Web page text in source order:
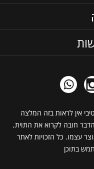
אין לראות בזה המלצה
חובה לקרוא את התוית,
עצמו. כל הזכויות לאתר
בתוכן